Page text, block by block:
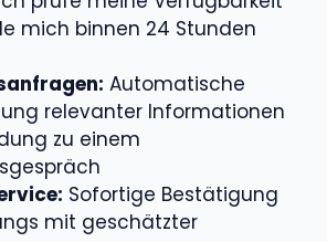
mich binnen 24 Stunden
Automatische
relevanter Informationen
zu einem
Sofortige Bestätigung
mit geschätzter